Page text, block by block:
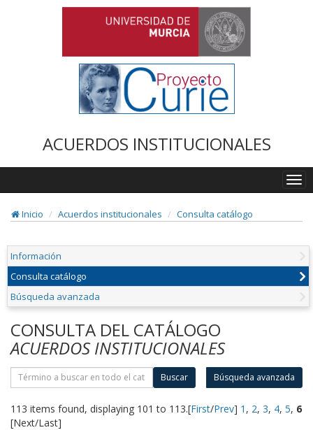
ACUERDOS INSTITUCIONALES
Inicio
Acuerdos institucionales Consulta catálogo
Información
Consulta catálogo
Búsqueda avanzada
CONSULTA DEL CATÁLOGO
ACUERDOS INSTITUCIONALES
Buscar Búsqueda avanzada
113 items found, displaying 101 to 113.[First/Prev] 1 , 2, 3, 4, 5, 6
[Next/Last]